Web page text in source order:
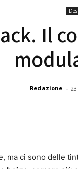
Il
Redazione -
ma ci sono delle